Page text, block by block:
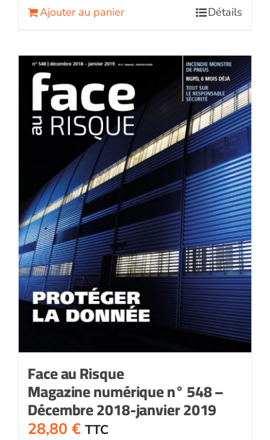
Ajouter au panier Détails
Face au Risque
Magazine numérique n° 548 –
Décembre 2018-janvier 2019
28,80 € TTC